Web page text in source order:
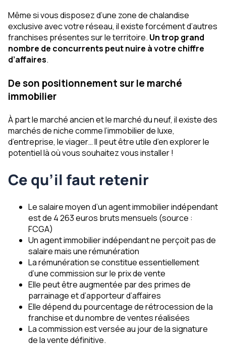
Même si vous disposez d’une zone de chalandise
exclusive avec votre réseau, il existe forcément d’autres
franchises présentes sur le territoire. Un trop grand
nombre de concurrents peut nuire à votre chiffre
d’affaires.
De son positionnement sur le marché
immobilier
À part le marché ancien et le marché du neuf, il existe des
marchés de niche comme l’immobilier de luxe,
d’entreprise, le viager… Il peut être utile d’en explorer le
potentiel là où vous souhaitez vous installer !
Ce qu’il faut retenir
Le salaire moyen d’un agent immobilier indépendant
est de 4 263 euros bruts mensuels (source :
FCGA)
Un agent immobilier indépendant ne perçoit pas de
salaire mais une rémunération
La rémunération se constitue essentiellement
d’une commission sur le prix de vente
Elle peut être augmentée par des primes de
parrainage et d’apporteur d’affaires
Elle dépend du pourcentage de rétrocession de la
franchise et du nombre de ventes réalisées
La commission est versée au jour de la signature
de la vente définitive.